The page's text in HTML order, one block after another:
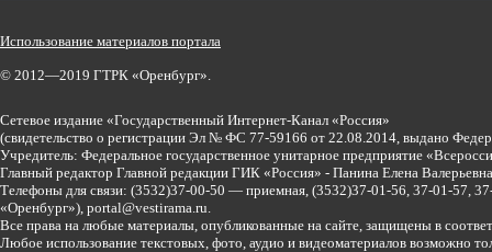
Использование материалов портала
© 2012—2019 ГТРК «Оренбург».
Сетевое издание «Государственный Интернет-Канал «Россия»
(свидетельство о регистрации Эл № ФС 77-59166 от 22.08.2014, выдано
Учредитель: Федеральное государственное унитарное предприятие
Главный редактор Главной редакции ГИК «Россия» - Панина Елена
Телефоны для связи: (3532)37-00-50 — приемная, (3532)37-01-56, 37-01-57,
«Оренбург»), portal@vestirama.ru.
Все права на любые материалы, опубликованные на сайте, защищены в
Любое использование текстовых, фото, аудио и видеоматериалов возможно